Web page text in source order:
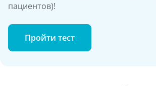
пациентов)!
Пройти тест